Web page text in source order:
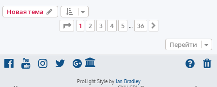
Новая тема
Страница
из 36
1 2 3 4 5 … 36
Перейти
ProLight Style by Ian Bradley